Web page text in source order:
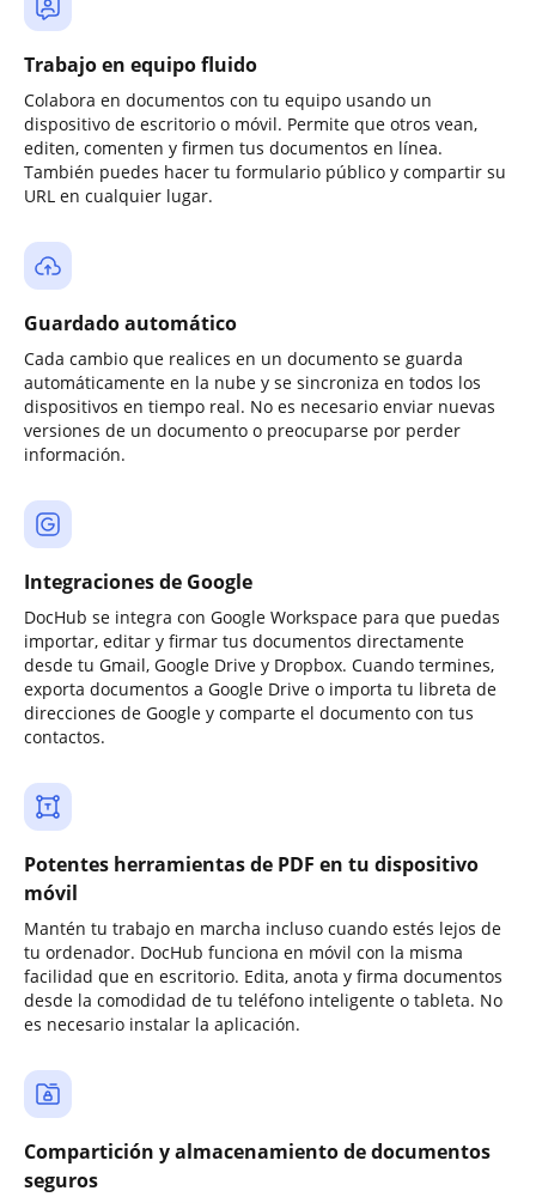
Trabajo en equipo fluido
Colabora en documentos con tu equipo usando un
dispositivo de escritorio o móvil. Permite que otros vean,
editen, comenten y firmen tus documentos en línea.
También puedes hacer tu formulario público y compartir su
URL en cualquier lugar.
Guardado automático
Cada cambio que realices en un documento se guarda
automáticamente en la nube y se sincroniza en todos los
dispositivos en tiempo real. No es necesario enviar nuevas
versiones de un documento o preocuparse por perder
información.
Integraciones de Google
DocHub se integra con Google Workspace para que puedas
importar, editar y firmar tus documentos directamente
desde tu Gmail, Google Drive y Dropbox. Cuando termines,
exporta documentos a Google Drive o importa tu libreta de
direcciones de Google y comparte el documento con tus
contactos.
Potentes herramientas de PDF en tu dispositivo
móvil
Mantén tu trabajo en marcha incluso cuando estés lejos de
tu ordenador. DocHub funciona en móvil con la misma
facilidad que en escritorio. Edita, anota y firma documentos
desde la comodidad de tu teléfono inteligente o tableta. No
es necesario instalar la aplicación.
Compartición y almacenamiento de documentos
seguros